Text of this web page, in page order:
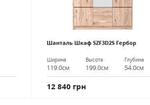
Шанталь Шкаф SZF3D2S Гербор
Ширина
119.0см
Высота
199.0см
Глубина
54.0см
12 840 грн